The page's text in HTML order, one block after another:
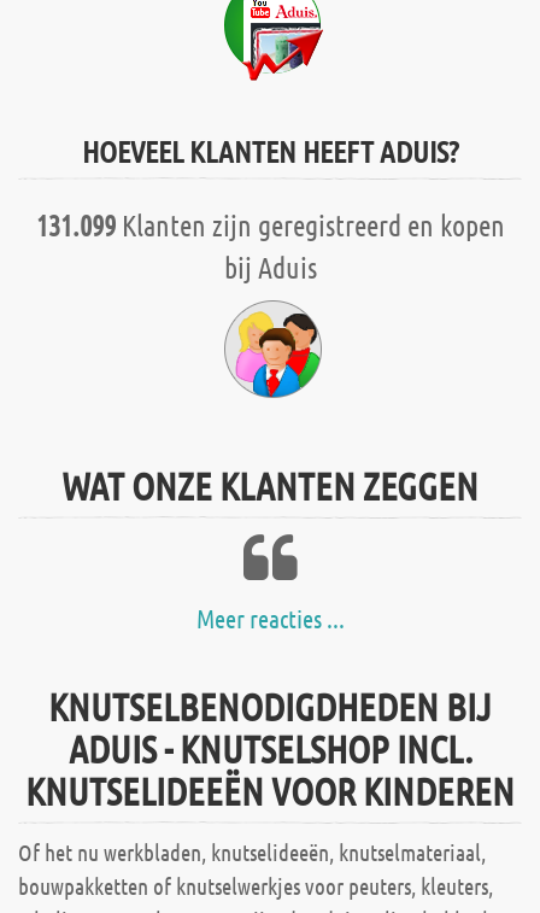
HOEVEEL KLANTEN HEEFT ADUIS?
131.099Klanten zijn geregistreerd en kopen
bij Aduis
WAT ONZE KLANTEN ZEGGEN
Meer reacties ...
KNUTSELBENODIGDHEDEN BIJ
ADUIS - KNUTSELSHOP INCL.
KNUTSELIDEEËN VOOR KINDEREN
Of het nu werkbladen, knutselideeën, knutselmateriaal,
bouwpakketten of knutselwerkjes voor peuters, kleuters,